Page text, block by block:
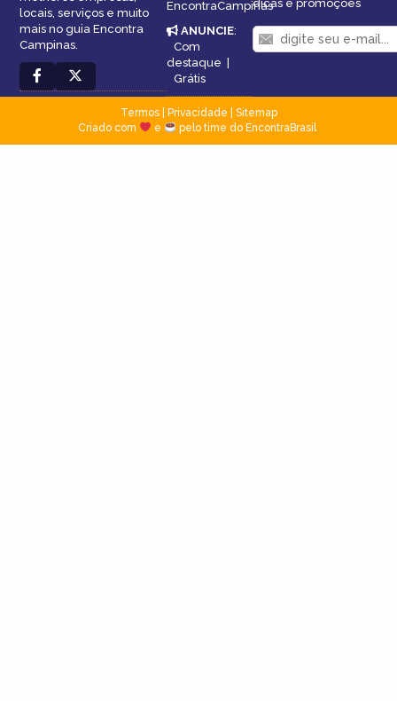
locais, serviços e muito
mais no guia Encontra
Campinas.
EncontraCampinas
ANUNCIE:
Com
destaque
Grátis
dicas e promoções
Termos| Privacidade
Sitemap
Criado com
e pelo time do EncontraBrasil